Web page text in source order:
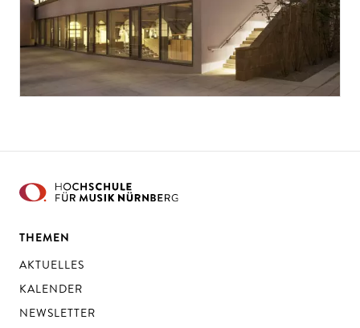
THEMEN
AKTUELLES
KALENDER
NEWSLETTER